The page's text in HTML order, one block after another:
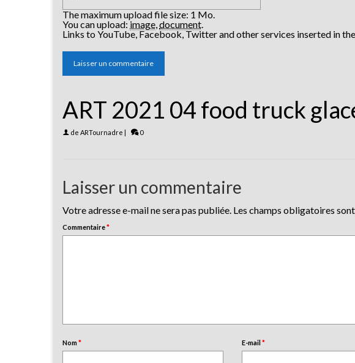
The maximum upload file size: 1 Mo.
You can upload:image document
Links to YouTube, Facebook, Twitter and other services inserted in
ART 2021 04 food truck
de ARTournadre | 0
Laisser un commentaire
Votre adresse e-mail ne sera pas publiée. Les champs obligatoires
Commentaire*
Nom* E-mail*